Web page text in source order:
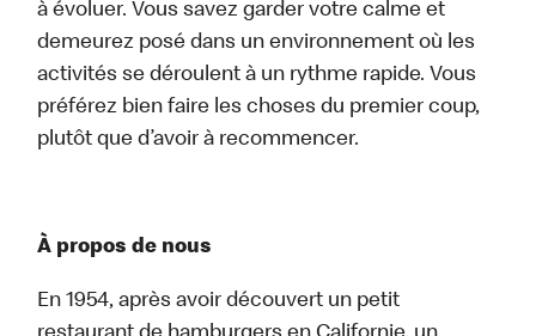
à évoluer. Vous savez garder votre calme et
demeurez posé dans un environnement où les
activités se déroulent à un rythme rapide. Vous
préférez bien faire les choses du premier coup,
plutôt que d’avoir à recommencer.
À propos de nous
En 1954, après avoir découvert un petit